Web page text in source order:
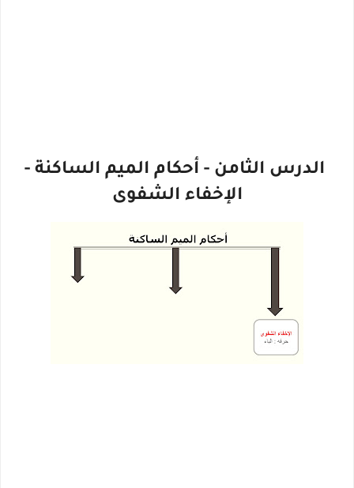
الدرس الثامن - أحكام الميم الساكنة -
الإخفاء الشفوى